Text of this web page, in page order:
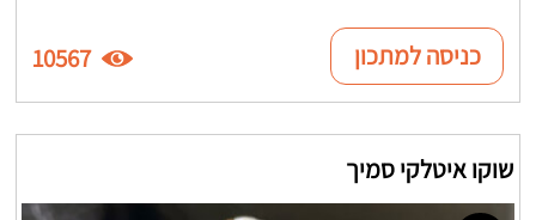
כניסה למתכון 10567
שוקו איטלקי סמיך